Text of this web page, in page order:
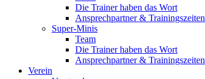
Die Trainer haben das Wort
Ansprechpartner & Trainingszeiten
Super-Minis
Team
Die Trainer haben das Wort
Ansprechpartner & Trainingszeiten
Verein